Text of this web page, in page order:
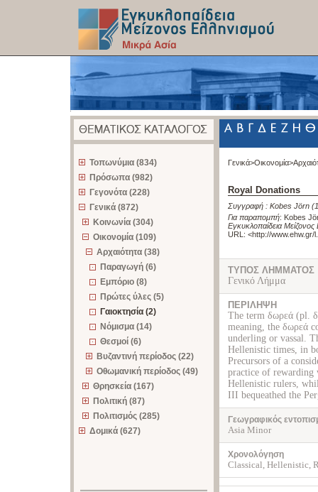
Τοπωνύμια (834)
Πρόσωπα (982)
Γεγονότα (228)
Γενικά (872)
Κοινωνία (304)
Οικονομία (109)
Αρχαιότητα (38)
Παραγωγή (6)
Εμπόριο (8)
Πρώτες ύλες (5)
Γαιοκτησία (2)
Νόμισμα (14)
Θεσμοί (6)
Βυζαντινή περίοδος (22)
Οθωμανική περίοδος (49)
Θρησκεία (167)
Πολιτική (87)
Πολιτισμός (285)
Δομικά (627)
Γενικά>Οικονομία>
Royal Donations
Συγγραφή : Kobes Jörn
Για παραπομπή: Kobes
Εγκυκλοπαίδεια
URL: <http://www.ehw.gr/
ΤΥΠΟΣ ΛΗΜΜΑΤΟΣ
Γενικό Λήμμα
ΠΕΡΙΛΗΨΗ
The term δωρεά (pl.
meaning, the δωρεά
underling or vassal.
Hellenistic times, in
Precursors of a
practice of rewarding
Ηellenistic rulers,
III bequeathed the
Γεωγραφικός
Asia Minor
Χρονολόγηση
Classical, Hellenistic,